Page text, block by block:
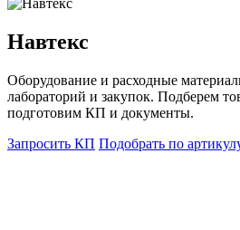
Навтекс
Оборудование и расходные
лабораторий и закупок. Подберем
подготовим КП и документы.
Запросить КП Подобрать по